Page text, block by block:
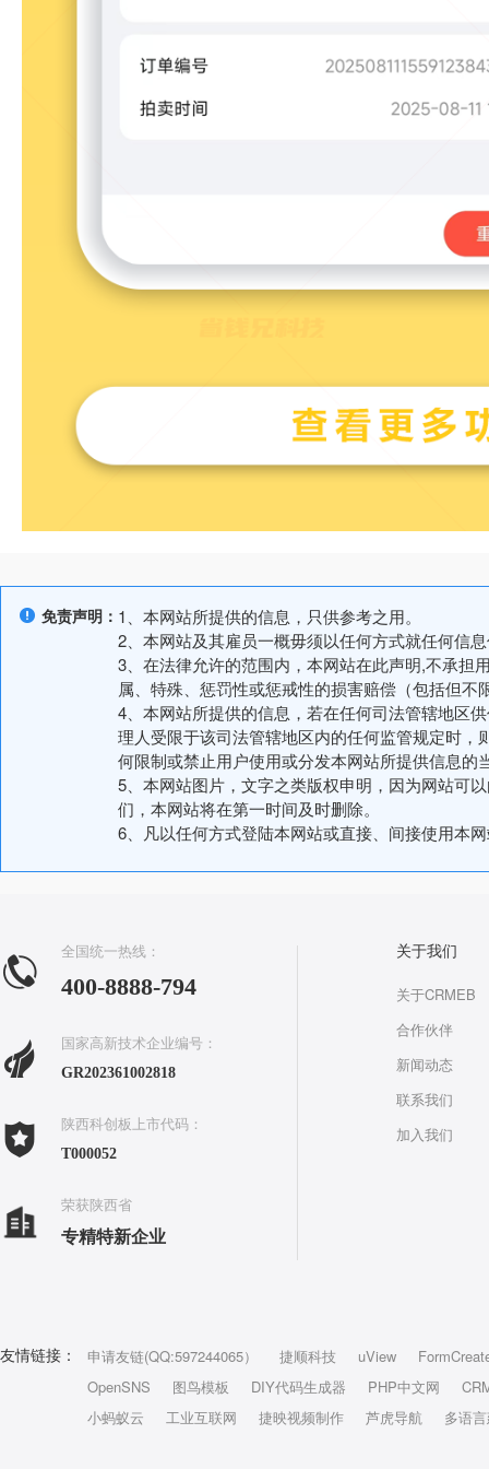
免责声明： 1、本网站所提供的信息，只供参考之用。
2、本网站及其雇员一概毋须以任何方式就任何信
3、在法律允许的范围内，本网站在此声明,不承担
属、特殊、惩罚性或惩戒性的损害赔偿（包括但
4、本网站所提供的信息，若在任何司法管辖地区
理人受限于该司法管辖地区内的任何监管规定时
何限制或禁止用户使用或分发本网站所提供信息的
5、本网站图片，文字之类版权申明，因为网站可
们，本网站将在第一时间及时删除。
6、凡以任何方式登陆本网站或直接、间接使用本
全国统一热线：
400-8888-794
国家高新技术企业编号：
GR202361002818
陕西科创板上市代码：
T000052
荣获陕西省
专精特新企业
关于我们
关于CRMEB
合作伙伴
新闻动态
联系我们
加入我们
友情链接： 申请友链(QQ:597244065） 捷顺科技 uView
OpenSNS
图鸟模板 DIY代码生成器 PHP中文网
小蚂蚁云
工业互联网 捷映视频制作 芦虎导航 多语